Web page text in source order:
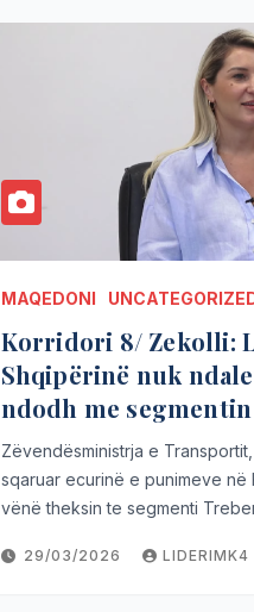
MAQEDONI
Korridori 8/ Zekolli:
Shqipërinë nuk
ndodh me
Qafë Thanë!
Zëvendësministrja e
sqaruar ecurinë e punimeve në
vënë theksin te segmenti
29/03/2026 LIDERIMK4